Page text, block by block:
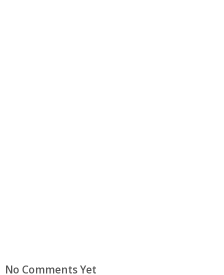
No Comments Yet